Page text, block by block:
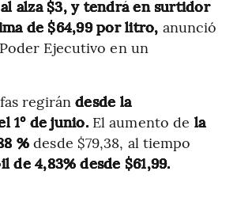
alza $3, y tendrá en surtidor
de $64,99 por litro, anunció
Ejecutivo en un
regirándesde la
1° de junio.El aumento de la
%desde $79,38, al tiempo
de 4,83% desde $61,99.